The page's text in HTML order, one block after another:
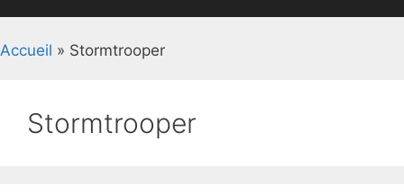
Accueil » Stormtrooper
Stormtrooper